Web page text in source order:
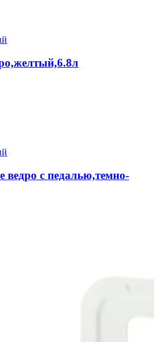
с педалью,темно-